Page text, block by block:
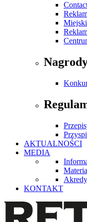
AKTUALNOŚCI
MEDIA
KONTAKT